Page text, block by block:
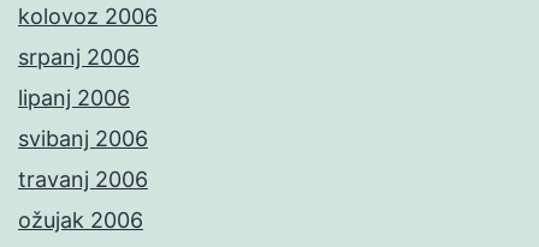
kolovoz 2006
srpanj 2006
lipanj 2006
svibanj 2006
travanj 2006
ožujak 2006